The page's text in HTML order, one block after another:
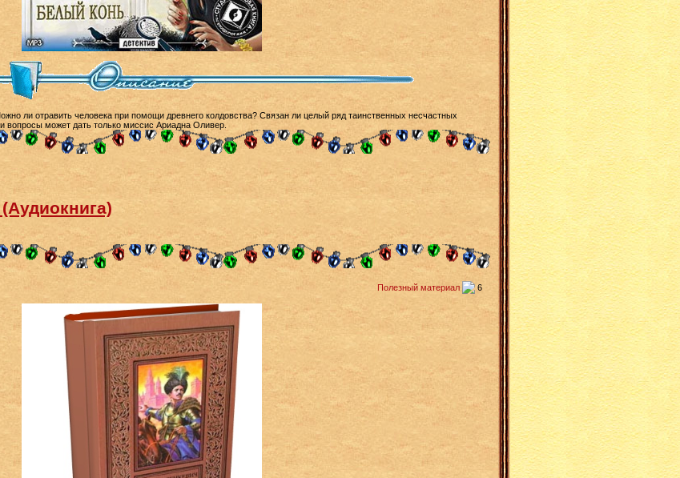
ли отравить человека при помощи древнего колдовства? Связан ли целый ряд таинственных несчастных
вопросы может дать только миссис Ариадна Оливер.
Полезный материал 6